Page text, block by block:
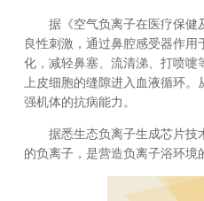
据 《空气负离子在医疗保
良性刺激，通过鼻腔感受器作
化，减轻鼻塞、流清涕、打喷嚏
上皮细胞的缝隙进入血液循环。
强机体的抗病能力。
据悉生态负离子生成芯片技
的负离子，是营造负离子浴环境